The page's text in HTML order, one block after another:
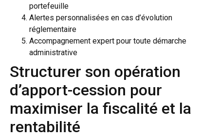
portefeuille
Alertes personnalisées en cas d’évolution
réglementaire
Accompagnement expert pour toute démarche
administrative
Structurer son opération
d’apport-cession pour
maximiser la fiscalité et la
rentabilité